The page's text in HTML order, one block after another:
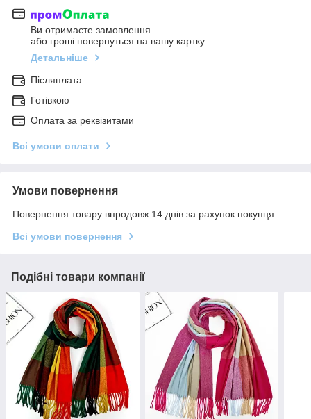
Ви отримаєте замовлення
або гроші повернуться на вашу картку
Детальніше
Післяплата
Готівкою
Оплата за реквізитами
Всі умови оплати
Умови повернення
Повернення товару впродовж 14 днів за рахунок покупця
Всі умови повернення
Подібні товари компанії